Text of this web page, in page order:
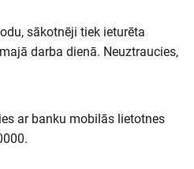
sākotnēji tiek ieturēta
darba dienā. Neuztraucies,
ar banku mobilās lietotnes